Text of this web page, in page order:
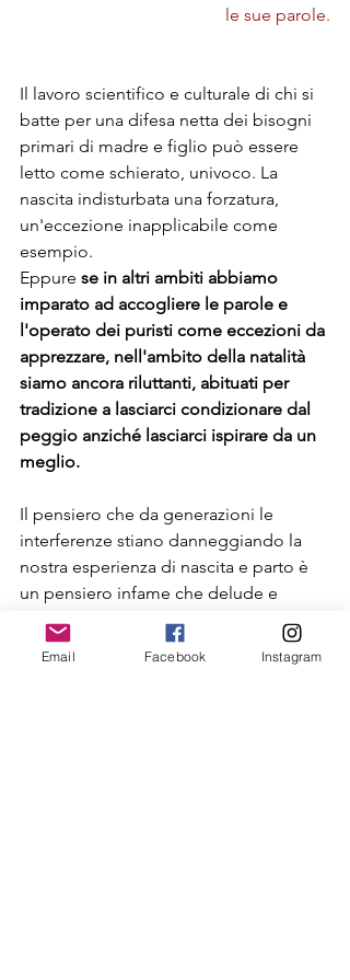
le sue parole.
Il lavoro scientifico e culturale di chi si
batte per una difesa netta dei bisogni
primari di madre e figlio può essere
letto come schierato, univoco. La
nascita indisturbata una forzatura,
un'eccezione inapplicabile come
esempio.
Eppure se in altri ambiti abbiamo
imparato ad accogliere le parole e
l'operato dei puristi come eccezioni da
apprezzare, nell'ambito della natalità
siamo ancora riluttanti, abituati per
tradizione a lasciarci condizionare dal
peggio anziché lasciarci ispirare da un
meglio.
Il pensiero che da generazioni le
interferenze stiano danneggiando la
nostra esperienza di nascita e parto è
un pensiero infame che delude e
intristisce.
Accettiamo ormai per tradizione
interventi e interferenze mediche in
Email Facebook Instagram